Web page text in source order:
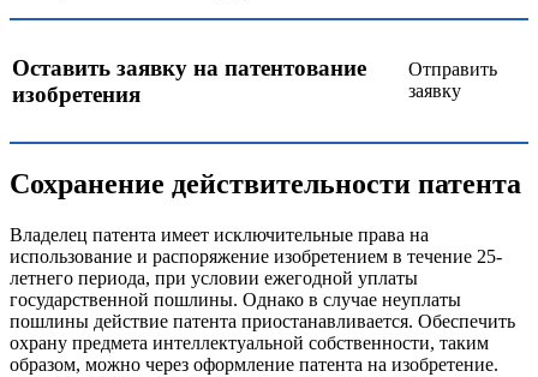
Оставить заявку на патентование
изобретения
Отправить
заявку
Сохранение действительности патента
Владелец патента имеет исключительные права на
использование и распоряжение изобретением в течение 25-
летнего периода, при условии ежегодной уплаты
государственной пошлины. Однако в случае неуплаты
пошлины действие патента приостанавливается. Обеспечить
охрану предмета интеллектуальной собственности, таким
образом, можно через оформление патента на изобретение.